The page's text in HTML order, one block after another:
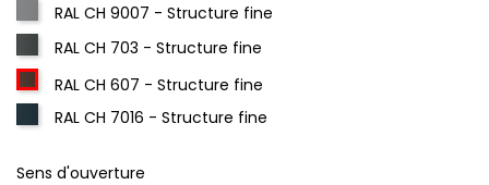
RAL CH 9007 - Structure fine
RAL CH 703 - Structure fine
RAL CH 607 - Structure fine
RAL CH 7016 - Structure fine
Sens d'ouverture